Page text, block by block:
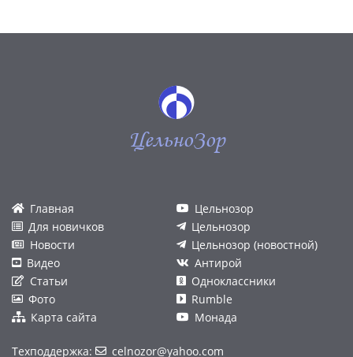
ЦельноЗор
Главная
Для новичков
Новости
Видео
Статьи
Фото
Карта сайта
Цельнозор
Цельнозор
Цельнозор (новостной)
Антирой
Одноклассники
Rumble
Монада
Техподдержка: celnozor@yahoo.com